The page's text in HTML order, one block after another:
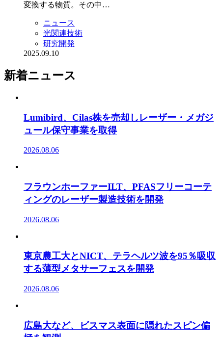
変換する物質。その中…
ニュース
光関連技術
研究開発
2025.09.10
新着ニュース
Lumibird、Cilas株を売却しレーザー・メガジ
ュール保守事業を取得
2026.08.06
フラウンホーファーILT、PFASフリーコーテ
ィングのレーザー製造技術を開発
2026.08.06
東京農工大とNICT、テラヘルツ波を95％吸収
する薄型メタサーフェスを開発
2026.08.06
広島大など、ビスマス表面に隠れたスピン偏